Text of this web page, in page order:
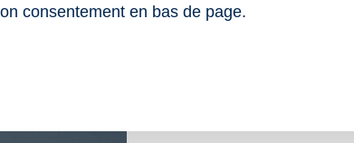
consentement en bas de page.